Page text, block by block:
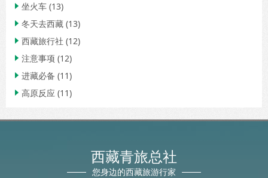
 坐火车 (13)
 冬天去西藏 (13)
 西藏旅行社 (12)
 注意事项 (12)
 进藏必备 (11)
 高原反应 (11)
西藏青旅总社
您身边的西藏旅游行家